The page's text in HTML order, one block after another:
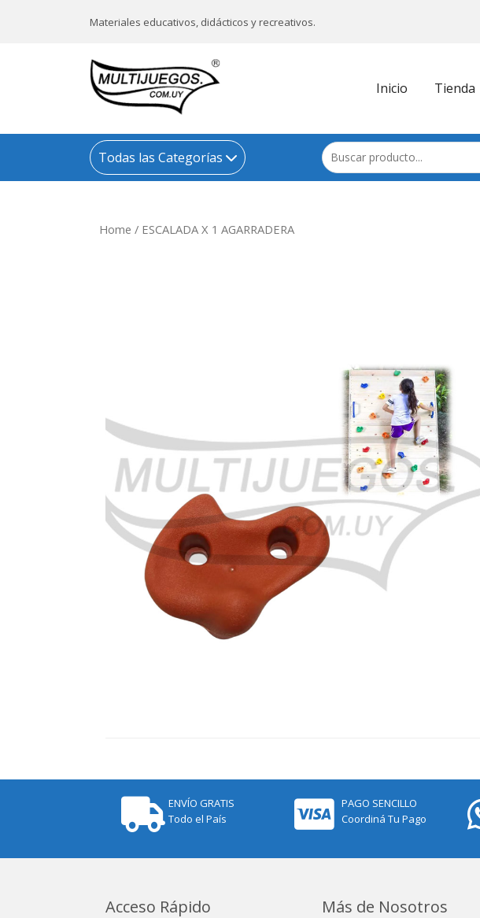
Materiales educativos, didácticos y recreativos.
Inicio Tienda
Todas las Categorías
Home / ESCALADA X 1 AGARRADERA
ENVÍO GRATIS
Todo el País
PAGO SENCILLO
Coordiná Tu Pago
Acceso Rápido Más de Nosotros